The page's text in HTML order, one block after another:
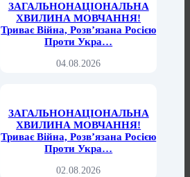
ЗАГАЛЬНОНАЦІОНАЛЬНА
ХВИЛИНА МОВЧАННЯ!
Триває Війна, Розв’язана Росією
Проти Укра…
04.08.2026
ЗАГАЛЬНОНАЦІОНАЛЬНА
ХВИЛИНА МОВЧАННЯ!
Триває Війна, Розв’язана Росією
Проти Укра…
02.08.2026